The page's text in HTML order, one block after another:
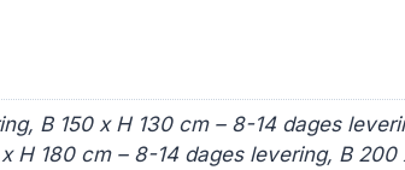
B 150 x H 130 cm – 8-14 dages
H 180 cm – 8-14 dages levering, B